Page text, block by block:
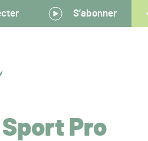
S’abonner
Sport Pro